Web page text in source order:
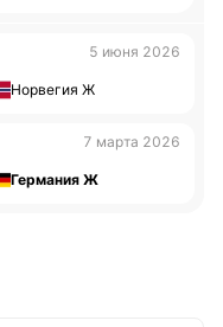
5 июня 2026
Норвегия Ж
7 марта 2026
Германия Ж